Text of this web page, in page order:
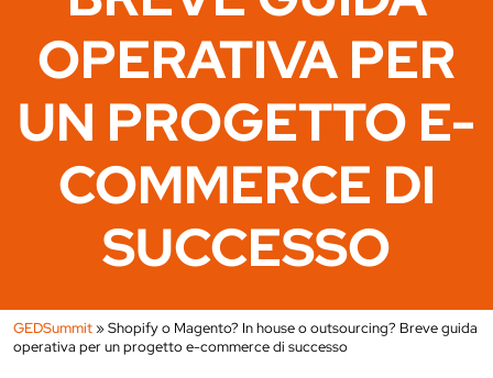
OPERATIVA PER
UN PROGETTO E-
COMMERCE DI
SUCCESSO
GEDSummit»Shopify o Magento? In house o outsourcing? Breve guida
operativa per un progetto e-commerce di successo